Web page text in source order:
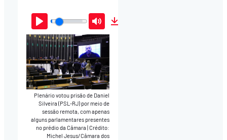
Play Mute
Plenário votou prisão de Daniel
Silveira (PSL-RJ) por meio de
sessão remota, com apenas
alguns parlamentares presentes
no prédio da Câmara Crédito:
Michel Jesus/Câmara dos